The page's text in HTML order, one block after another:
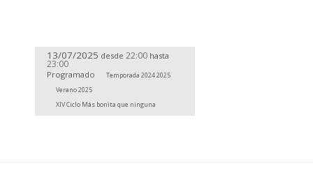
13/07/2025 desde 22:00 hasta
23:00
Programado
Temporada 2024 2025
Verano 2025
XIV Ciclo Más bonita que ninguna